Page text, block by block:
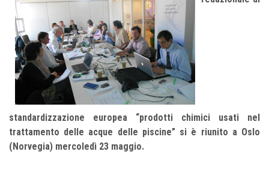
standardizzazione europea “prodotti chimici usati nel
trattamento delle acque delle piscine” si è riunito a Oslo
(Norvegia) mercoledì 23 maggio.